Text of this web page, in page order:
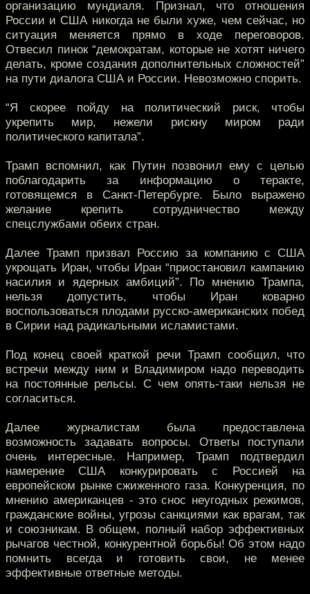
организацию мундиаля. Признал, что отношения
России и США никогда не были хуже, чем сейчас, но
ситуация меняется прямо в ходе переговоров.
Отвесил пинок “демократам, которые не хотят ничего
делать, кроме создания дополнительных сложностей”
на пути диалога США и России. Невозможно спорить.
“Я скорее пойду на политический риск, чтобы
укрепить мир, нежели рискну миром ради
политического капитала”.
Трамп вспомнил, как Путин позвонил ему с целью
поблагодарить за информацию о теракте,
готовящемся в Санкт-Петербурге. Было выражено
желание крепить сотрудничество между
спецслужбами обеих стран.
Далее Трамп призвал Россию за компанию с США
укрощать Иран, чтобы Иран “приостановил кампанию
насилия и ядерных амбиций”. По мнению Трампа,
нельзя допустить, чтобы Иран коварно
воспользоваться плодами русско-американских побед
в Сирии над радикальными исламистами.
Под конец своей краткой речи Трамп сообщил, что
встречи между ним и Владимиром надо переводить
на постоянные рельсы. С чем опять-таки нельзя не
согласиться.
Далее журналистам была предоставлена
возможность задавать вопросы. Ответы поступали
очень интересные. Например, Трамп подтвердил
намерение США конкурировать с Россией на
европейском рынке сжиженного газа. Конкуренция, по
мнению американцев - это снос неугодных режимов,
гражданские войны, угрозы санкциями как врагам, так
и союзникам. В общем, полный набор эффективных
рычагов честной, конкурентной борьбы! Об этом надо
помнить всегда и готовить свои, не менее
эффективные ответные методы.